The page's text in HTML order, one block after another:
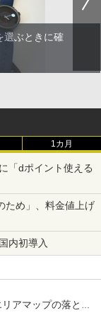
選ぶときに確
1カ月
「dポイント使える
ため」、料金値上げ
内初導入
アマップの落とし